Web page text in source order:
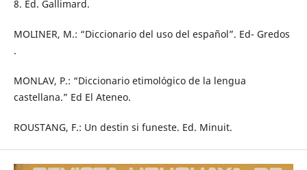
8. Ed. Gallimard.
MOLINER, M.: “Diccionario del uso del español”. Ed- Gredos
.
MONLAV, P.: “Diccionario etimológico de la lengua
castellana.” Ed El Ateneo.
ROUSTANG, F.: Un destin si funeste. Ed. Minuit.